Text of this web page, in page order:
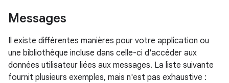
Messages
Il existe différentes manières pour votre application ou
une bibliothèque incluse dans celle-ci d'accéder aux
données utilisateur liées aux messages. La liste suivante
fournit plusieurs exemples, mais n'est pas exhaustive :